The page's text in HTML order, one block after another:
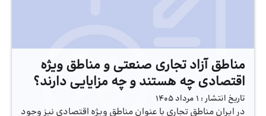
مناطق آزاد تجاری صنعتی و مناطق ویژه
اقتصادی چه هستند و چه مزایایی دارند؟
تاریخ انتشار : 1 مرداد 1405
در ایران مناطق تجاری با عنوان مناطق ویژه اقتصادی نیز وجود